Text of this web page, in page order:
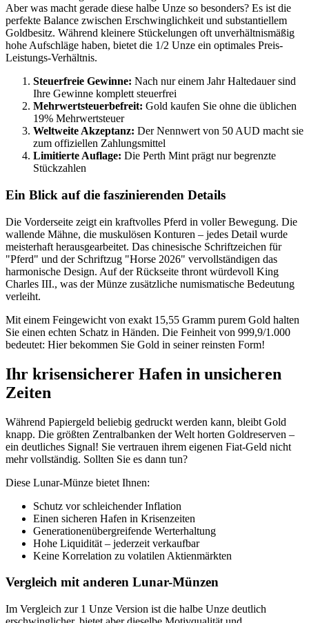
Aber was macht gerade diese halbe Unze so besonders? Es ist die
perfekte Balance zwischen Erschwinglichkeit und substantiellem
Goldbesitz. Während kleinere Stückelungen oft unverhältnismäßig
hohe Aufschläge haben, bietet die 1/2 Unze ein optimales Preis-
Leistungs-Verhältnis.
Steuerfreie Gewinne: Nach nur einem Jahr Haltedauer sind
Ihre Gewinne komplett steuerfrei
Mehrwertsteuerbefreit: Gold kaufen Sie ohne die üblichen
19% Mehrwertsteuer
Weltweite Akzeptanz: Der Nennwert von 50 AUD macht sie
zum offiziellen Zahlungsmittel
Limitierte Auflage: Die Perth Mint prägt nur begrenzte
Stückzahlen
Ein Blick auf die faszinierenden Details
Die Vorderseite zeigt ein kraftvolles Pferd in voller Bewegung. Die
wallende Mähne, die muskulösen Konturen – jedes Detail wurde
meisterhaft herausgearbeitet. Das chinesische Schriftzeichen für
"Pferd" und der Schriftzug "Horse 2026" vervollständigen das
harmonische Design. Auf der Rückseite thront würdevoll King
Charles III., was der Münze zusätzliche numismatische Bedeutung
verleiht.
Mit einem Feingewicht von exakt 15,55 Gramm purem Gold halten
Sie einen echten Schatz in Händen. Die Feinheit von 999,9/1.000
bedeutet: Hier bekommen Sie Gold in seiner reinsten Form!
Ihr krisensicherer Hafen in unsicheren
Zeiten
Während Papiergeld beliebig gedruckt werden kann, bleibt Gold
knapp. Die größten Zentralbanken der Welt horten Goldreserven –
ein deutliches Signal! Sie vertrauen ihrem eigenen Fiat-Geld nicht
mehr vollständig. Sollten Sie es dann tun?
Diese Lunar-Münze bietet Ihnen:
Schutz vor schleichender Inflation
Einen sicheren Hafen in Krisenzeiten
Generationenübergreifende Werterhaltung
Hohe Liquidität – jederzeit verkaufbar
Keine Korrelation zu volatilen Aktienmärkten
Vergleich mit anderen Lunar-Münzen
Im Vergleich zur 1 Unze Version ist die halbe Unze deutlich